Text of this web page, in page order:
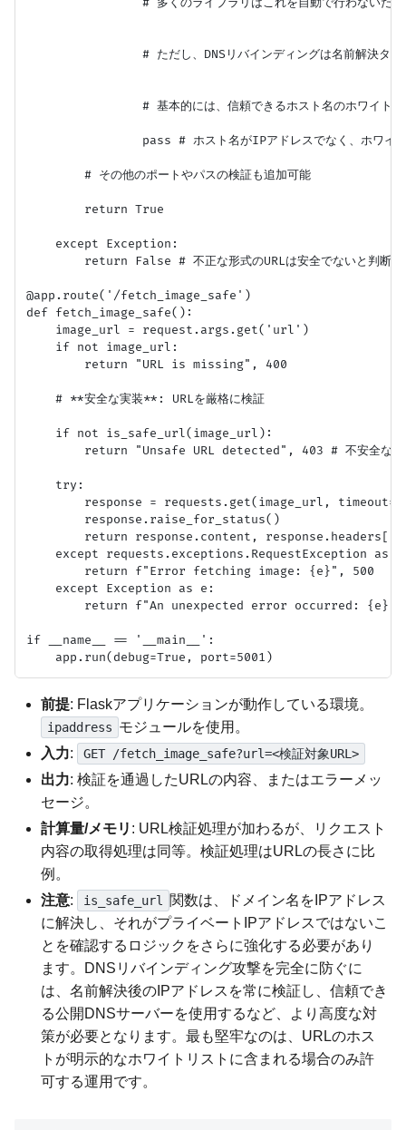
# 多くのライブラリはこれを自動で行わないため
# ただし、DNSリバインディングは名前解決タイ
# 基本的には、信頼できるホスト名のホワイトリ
pass # ホスト名がIPアドレスでなく、ホワイト
        # その他のポートやパスの検証も追加可能
        return True
    except Exception:
        return False # 不正な形式のURLは安全でないと判断
@app.route('/fetch_image_safe')
def fetch_image_safe():
    image_url = request.args.get('url')
    if not image_url:
        return "URL is missing", 400
    # **安全な実装**: URLを厳格に検証
    if not is_safe_url(image_url):
return "Unsafe URL detected", 403 # 不安全な
    try:
response = requests.get(image_url,
        response.raise_for_status()
return response.content,
except requests.exceptions.RequestException as
        return f"Error fetching image: {e}", 500
    except Exception as e:
return f"An unexpected error occurred: {e}",
if __name__ == '__main__':
前提: Flaskアプリケーションが動作している環境。
ipaddress モジュールを使用。
入力: GET /fetch_image_safe?url=<検証対象URL>
出力: 検証を通過したURLの内容、またはエラーメッ
セージ。
計算量/メモリ : URL検証処理が加わるが、リクエスト
内容の取得処理は同等。検証処理はURLの長さに比
例。
注意: is_safe_url 関数は、ドメイン名をIPアドレス
に解決し、それがプライベートIPアドレスではないこ
とを確認するロジックをさらに強化する必要があり
ます。DNSリバインディング攻撃を完全に防ぐに
は、名前解決後のIPアドレスを常に検証し、信頼でき
る公開DNSサーバーを使用するなど、より高度な対
策が必要となります。最も堅牢なのは、URLのホス
トが明示的なホワイトリストに含まれる場合のみ許
可する運用です。